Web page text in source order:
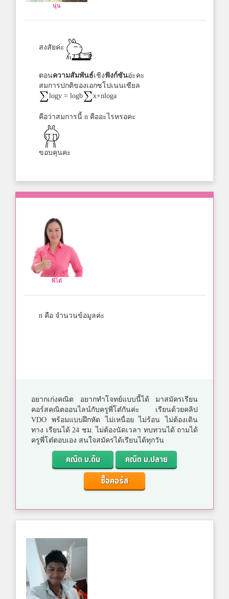
นุ่น
สงสัยค่ะ
ตอนความสัมพันธ์เชิงฟังก์ชันอ่ะคะ
สมการปกติของเอกซโปเนนเซียล
logy = logb
x+nloga
คือว่าสมการนี้ n คืออะไรหรอคะ
ขอบคุนคะ
พี่โต๋
n คือ จำนวนข้อมูลค่ะ
อยากเก่งคณิต อยากทำโจทย์แบบนี้ได้ มาสมัครเรียน
คอร์สคณิตออนไลน์กับครูพี่โต๋กันค่ะ เรียนด้วยคลิป
VDO พร้อมแบบฝึกหัด ไม่เหนื่อย ไม่ร้อน ไม่ต้องเดิน
ทาง เรียนได้ 24 ชม. ไม่ต้องนัดเวลา ทบทวนได้ ถามได้
ครูพี่โต๋ตอบเอง สนใจสมัครได้เรียนได้ทุกวัน
คณิต ม.ต้น
คณิต ม.ปลาย
ซื้อคอร์ส